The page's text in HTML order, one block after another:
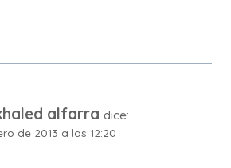
alfarra dice:
de 2013 a las 12:20